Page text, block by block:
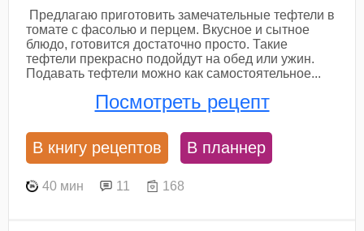
Предлагаю приготовить замечательные тефтели в
томате с фасолью и перцем. Вкусное и сытное
блюдо, готовится достаточно просто. Такие
тефтели прекрасно подойдут на обед или ужин.
Подавать тефтели можно как самостоятельное...
Посмотреть рецепт
В книгу рецептов В планнер
40 мин 11 168